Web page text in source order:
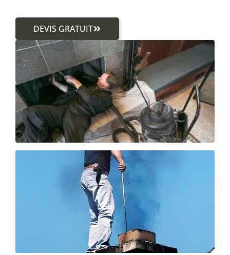
DEVIS GRATUIT